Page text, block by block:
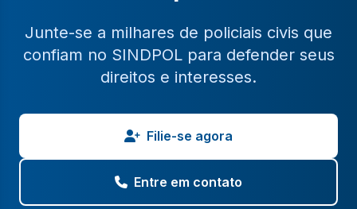
Junte-se a milhares de policiais civis que
confiam no SINDPOL para defender seus
direitos e interesses.
Filie-se agora
Entre em contato